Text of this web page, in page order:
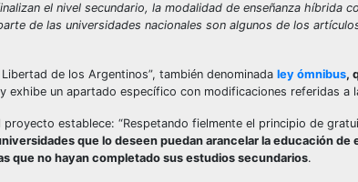
el nivel secundario, la modalidad de enseñanza híbrida
de las universidades nacionales son algunos de los
de los Argentinos”, también denominada ley ómnibus,
exhibe un apartado específico con modificaciones referidas a
establece: “Respetando fielmente el principio de
que lo deseen puedan arancelar la educación
que no hayan completado sus estudios secundarios.